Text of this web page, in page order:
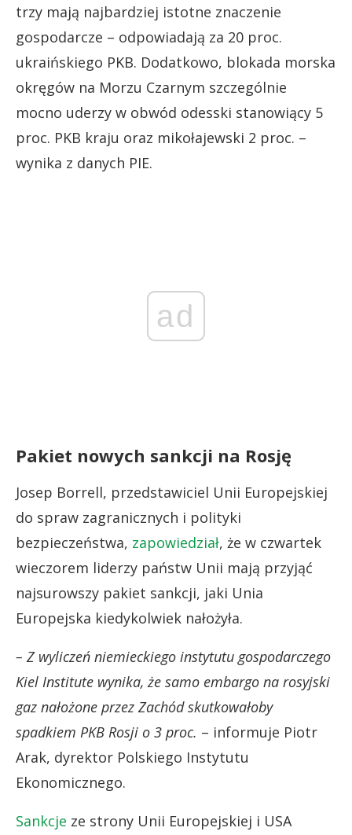
trzy mają najbardziej istotne znaczenie
gospodarcze – odpowiadają za 20 proc.
ukraińskiego PKB. Dodatkowo, blokada morska
okręgów na Morzu Czarnym szczególnie
mocno uderzy w obwód odesski stanowiący 5
proc. PKB kraju oraz mikołajewski 2 proc. –
wynika z danych PIE.
ad
Pakiet nowych sankcji na Rosję
Josep Borrell, przedstawiciel Unii Europejskiej
do spraw zagranicznych i polityki
bezpieczeństwa, zapowiedział, że w czwartek
wieczorem liderzy państw Unii mają przyjąć
najsurowszy pakiet sankcji, jaki Unia
Europejska kiedykolwiek nałożyła.
– Z wyliczeń niemieckiego instytutu gospodarczego
Kiel Institute wynika, że samo embargo na rosyjski
gaz nałożone przez Zachód skutkowałoby
spadkiem PKB Rosji o 3 proc. – informuje Piotr
Arak, dyrektor Polskiego Instytutu
Ekonomicznego.
Sankcje ze strony Unii Europejskiej i USA